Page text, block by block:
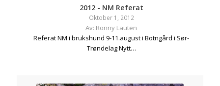
norgesmesterskapet vil bli Sande Ils bane i Skoger. Der
vil kamerataften og lydighet foregå.
2012 - NM Referat
Oktober 1, 2012
Av: Ronny Lauten
Referat NM i brukshund 9-11.august i Botngård i Sør-
Trøndelag Nytt…